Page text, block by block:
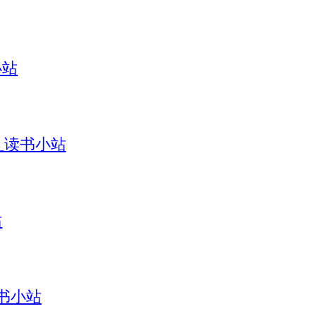
书小站
小站